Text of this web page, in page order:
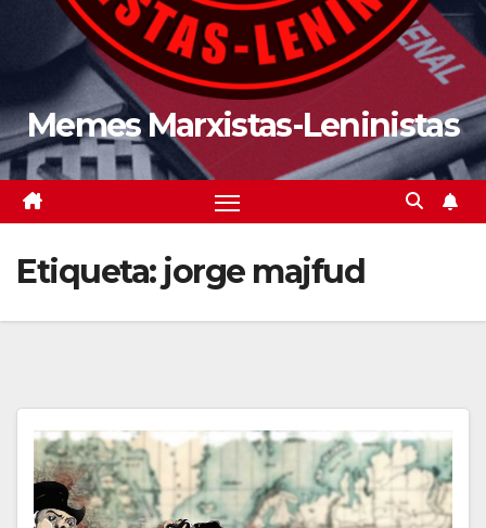
Memes Marxistas-Leninistas
Etiqueta: jorge majfud